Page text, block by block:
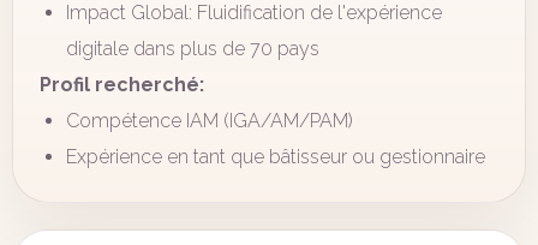
Impact Global: Fluidification de l'expérience
digitale dans plus de 70 pays
Profil recherché:
Compétence IAM (IGA/AM/PAM)
Expérience en tant que bâtisseur ou gestionnaire